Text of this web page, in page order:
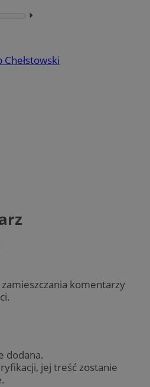
⏵︎
Chełstowski
komentarzy
dodana.
jej treść zostanie